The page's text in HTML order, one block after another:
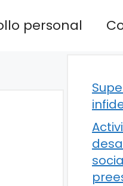
personal